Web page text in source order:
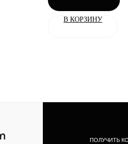
В КОРЗИНУ
ПОЛУЧИТЬ